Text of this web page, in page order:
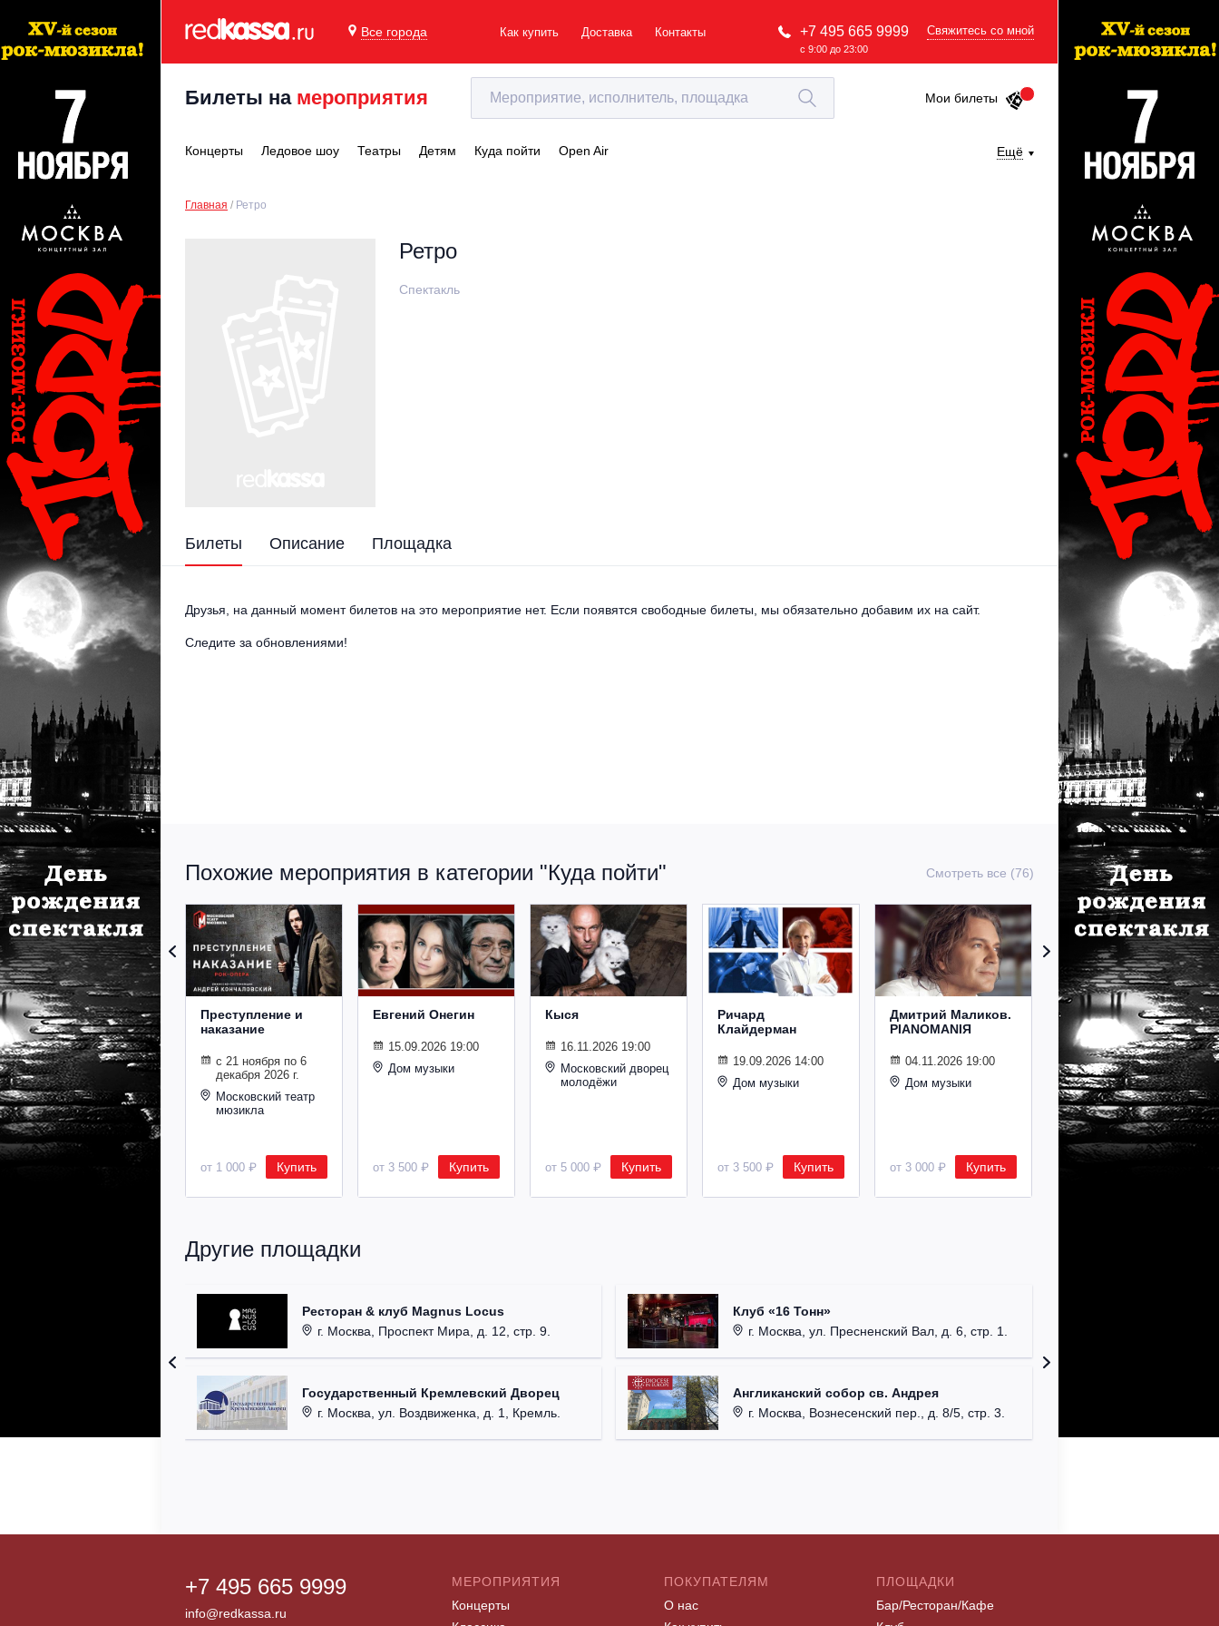
Все города Как купить Доставка Контакты +7 495 665 9999
с 9:00 до 23:00
Свяжитесь со мной
Билеты на мероприятия Мои билеты
Концерты Ледовое шоу Театры Детям Куда пойти Open Air Ещё
Главная Ретро
Ретро
Спектакль
Билеты Описание Площадка
Друзья, на данный момент билетов на это мероприятие нет. Если появятся свободные билеты, мы обязательно добавим их на сайт.
Следите за обновлениями!
Похожие мероприятия в категории "Куда пойти" Смотреть все (76)
Преступление и
наказание
с 21 ноября по 6
декабря 2026 г.
Московский театр
мюзикла
от 1 000 ₽ Купить
Евгений Онегин
15.09.2026 19:00
Дом музыки
от 3 500 ₽ Купить
Кыся
16.11.2026 19:00
Московский дворец
молодёжи
от 5 000 ₽ Купить
Ричард
Клайдерман
19.09.2026 14:00
Дом музыки
от 3 500 ₽ Купить
Дмитрий Маликов.
PIANOMANIЯ
04.11.2026 19:00
Дом музыки
от 3 000 ₽ Купить
Рождественский
концерт
Владимира
Спивакова
24.12.2026 19:00
Дом музыки
Другие площадки
Ресторан & клуб Magnus Locus
г. Москва, Проспект Мира, д. 12, стр. 9.
Государственный Кремлевский Дворец
г. Москва, ул. Воздвиженка, д. 1, Кремль.
Клуб «16 Тонн»
г. Москва, ул. Пресненский Вал, д. 6, стр. 1.
Англиканский собор св. Андрея
г. Москва, Вознесенский пер., д. 8/5, стр. 3.
+7 495 665 9999
info@redkassa.ru
МЕРОПРИЯТИЯ
Концерты
ПОКУПАТЕЛЯМ
О нас
ПЛОЩАДКИ
Бар/Ресторан/Кафе